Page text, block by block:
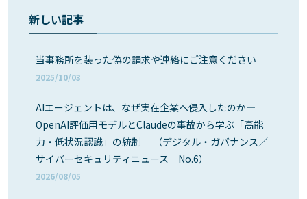
新しい記事
当事務所を装った偽の請求や連絡にご注意ください
2025/10/03
AIエージェントは、なぜ実在企業へ侵入したのか―
OpenAI評価用モデルとClaudeの事故から学ぶ「高能
力・低状況認識」の統制 ―（デジタル・ガバナンス／
サイバーセキュリティニュース No.6）
2026/08/05